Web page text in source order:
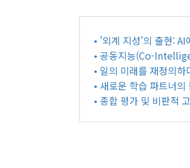
• '외계 지성'의 출현:
• 공동지능(Co-
• 일의 미래를 재정의
• 새로운 학습 파트너
• 종합 평가 및 비판적